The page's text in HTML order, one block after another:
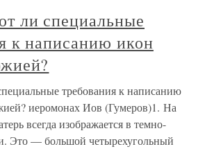
ли специальные
к написанию икон
требования к написанию
иеромонах Иов (Гумеров)1. На
всегда изображается в темно-
Это — большой четырехугольный